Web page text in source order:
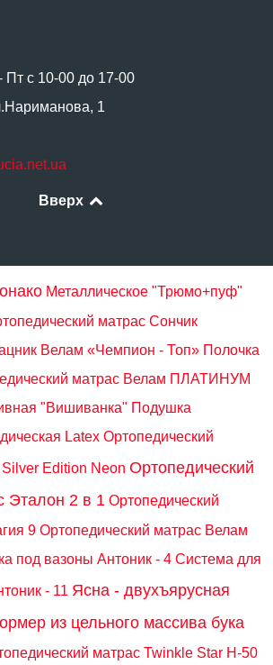
с 10-00 до 17-00
1
Вверх
Металлическое "Трюмо+пуф"
матрас Сончик
Велам «Чемпион - Топ» Полочка
матрас Велам ПЛАТИНУМ
"Вишиванка" Подушка
Latex Ортопедический
Edition Neon Ортопедический
Эталон 2 в 1 Ортопедический
9 Ортопедический матрас Велам
под вазоны Антоник - 4 Система для
- 11 Ясна - двухъярусная
из цельного массива бука
матрас Twinkle Star H-50